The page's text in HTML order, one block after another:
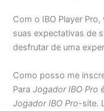
Com o IBO Player
suas expectativas de
desfrutar de uma
Como posso me
ParaJogador IBO Pro
Jogador IBO Pro-site.